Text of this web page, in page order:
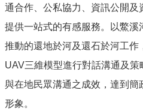
通合作、公私協力、資訊公開
提供一站式的有感服務。以鱉
推動的還地於河及還石於河工作
UAV三維模型進行對話溝通及策
與在地民眾溝通之成效，達到簡
形象。